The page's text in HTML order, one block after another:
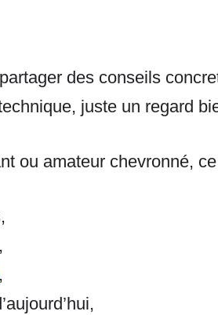
des conseils
juste un regard
ou amateur chevronné,
,